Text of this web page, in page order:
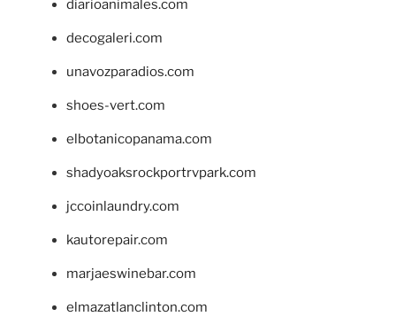
diarioanimales.com
decogaleri.com
unavozparadios.com
shoes-vert.com
elbotanicopanama.com
shadyoaksrockportrvpark.com
jccoinlaundry.com
kautorepair.com
marjaeswinebar.com
elmazatlanclinton.com